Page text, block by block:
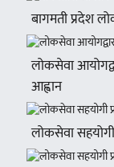
बागमती प्रदेश
लोकसेवा
आह्वान
लोकसेवा सहयोगी